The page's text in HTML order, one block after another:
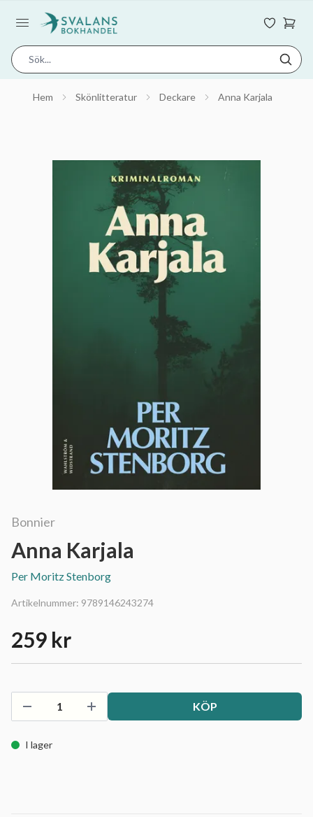
Hem Skönlitteratur Deckare Anna Karjala
Bonnier
Anna Karjala
Per Moritz Stenborg
Artikelnummer: 9789146243274
259 kr
KÖP
I lager